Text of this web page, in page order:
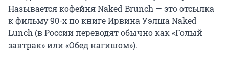
Называется кофейня Naked Brunch — это отсылка
к фильму 90-х по книге Ирвина Уэлша Naked
Lunch (в России переводят обычно как «Голый
завтрак» или «Обед нагишом»).